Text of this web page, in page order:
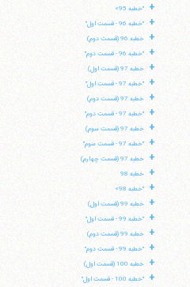
+ "خطبه 95»
+ "خطبه 96 - قسمت اول"
+ خطبه 96 (قسمت دوم)
+ "خطبه 96 - قسمت دوم"
+ خطبه 97 (قسمت اول)
+ "خطبه 97 - قسمت اول"
+ خطبه 97 (قسمت دوم)
+ "خطبه 97 - قسمت دوم"
+ خطبه 97 (قسمت سوم)
+ "خطبه 97 - قسمت سوم"
+ خطبه 97 (قسمت چهارم)
+ خطبه 98
+ "خطبه 98»
+ خطبه 99 (قسمت اول)
+ "خطبه 99 - قسمت اول"
+ خطبه 99 (قسمت دوم)
+ "خطبه 99 - قسمت دوم"
+ خطبه 100 (قسمت اول)
+ "خطبه 100 - قسمت اول"
ایران